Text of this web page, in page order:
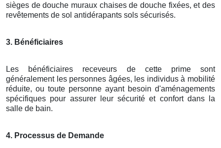
sièges de douche muraux chaises de douche fixées, et des
revêtements de sol antidérapants sols sécurisés.
3. Bénéficiaires
Les bénéficiaires receveurs de cette prime sont
généralement les personnes âgées, les individus à mobilité
réduite, ou toute personne ayant besoin d'aménagements
spécifiques pour assurer leur sécurité et confort dans la
salle de bain.
4. Processus de Demande